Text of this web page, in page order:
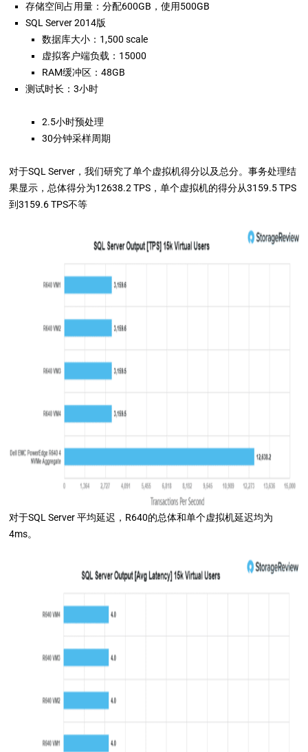
存储空间占用量：分配600GB，使用500GB
SQL Server 2014版
数据库大小：1,500 scale
虚拟客户端负载：15000
RAM缓冲区：48GB
测试时长：3小时
2.5小时预处理
30分钟采样周期
对于SQL Server，我们研究了单个虚拟机得分以及总分。事务处理结
果显示，总体得分为12638.2 TPS，单个虚拟机的得分从3159.5 TPS
到3159.6 TPS不等
对于SQL Server 平均延迟，R640的总体和单个虚拟机延迟均为
4ms。